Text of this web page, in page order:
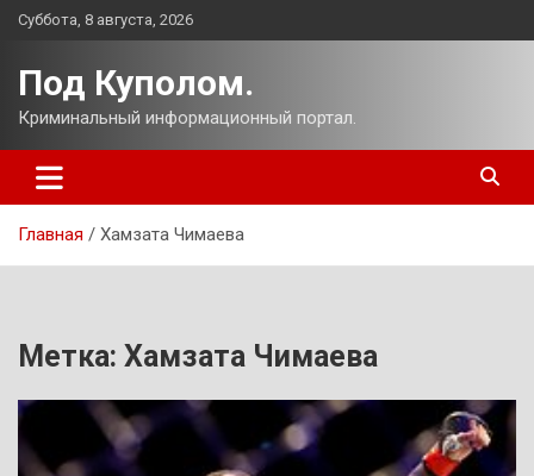
Перейти
Суббота, 8 августа, 2026
Под Куполом.
Криминальный информационный портал.
Главная Хамзата Чимаева
Метка: Хамзата Чимаева